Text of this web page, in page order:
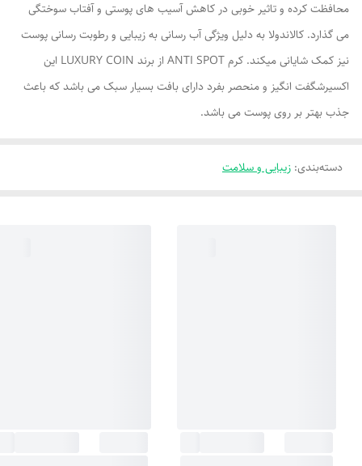
محافظت کرده و تاثیر خوبی در کاهش آسیب های پوستی و آفتاب سوختگی
می گذارد. کالاندولا به دلیل ویژگی آب رسانی به زیبایی و رطوبت رسانی پوست
نیز کمک شایانی میکند. کرم ANTI SPOT از برند LUXURY COIN این
اکسیرشگفت انگیز و منحصر بفرد دارای بافت بسیار سبک می باشد که باعث
جذب بهتر بر روی پوست می باشد.
دسته‌بندی: زیبایی و سلامت